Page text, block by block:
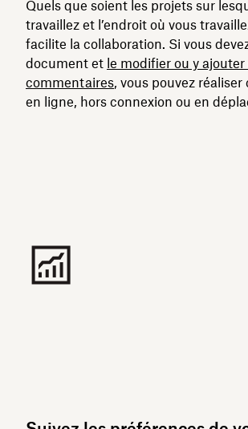
Quels que soient les projets sur
travaillez et l’endroit où vous
facilite la collaboration. Si vous
document et le modifier ou y ajouter
commentaires, vous pouvez
en ligne, hors connexion ou en